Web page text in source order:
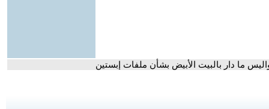
ما دار بالبيت الأبيض بشأن ملفات إبستين